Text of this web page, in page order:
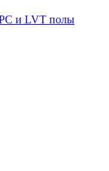
и LVT полы